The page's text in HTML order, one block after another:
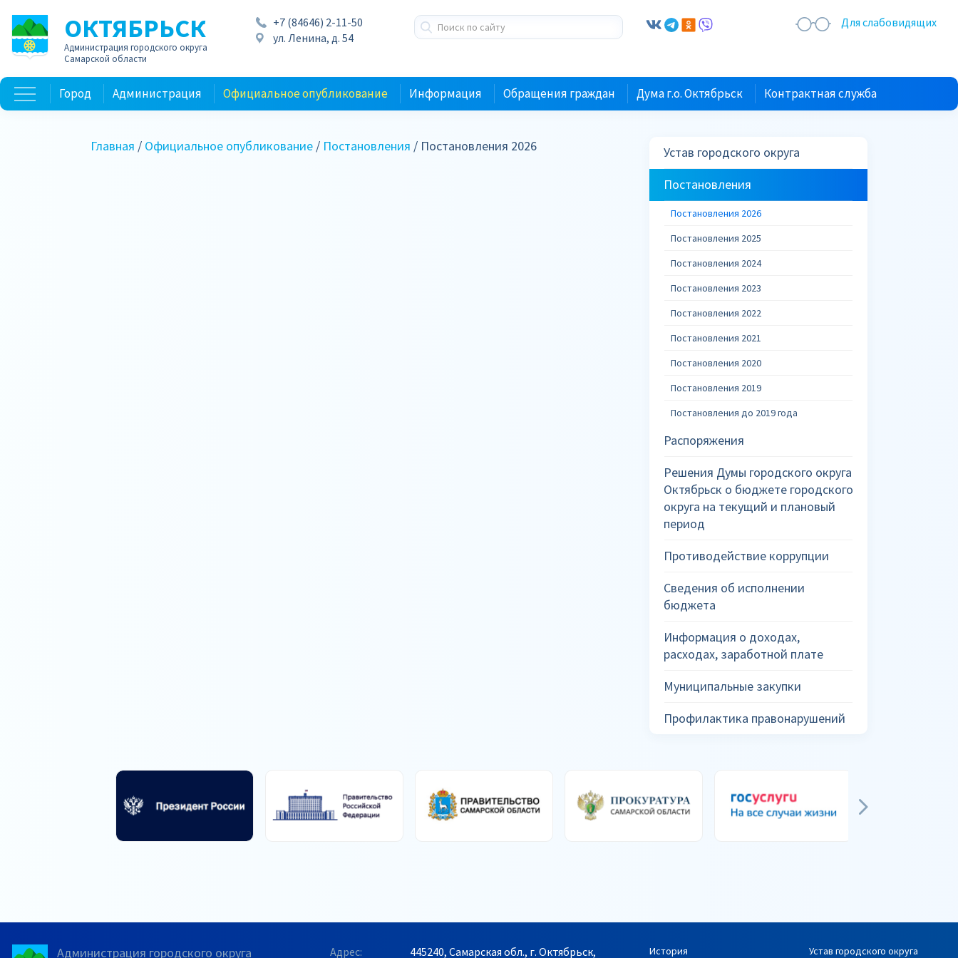
ОКТЯБРЬСК
Администрация городского округа
Самарской области
+7 (84646) 2-11-50
ул. Ленина, д. 54
Для слабовидящих
Город Администрация Официальное опубликование Информация Обращения граждан Дума г.о. Октябрьск Контрактная служба
Главная / Официальное опубликование / Постановления / Постановления 2026
Устав городского округа
Постановления
Постановления 2026
Постановления 2025
Постановления 2024
Постановления 2023
Постановления 2022
Постановления 2021
Постановления 2020
Постановления 2019
Постановления до 2019 года
Распоряжения
Решения Думы городского округа
Октябрьск о бюджете городского
округа на текущий и плановый
период
Противодействие коррупции
Сведения об исполнении
бюджета
Информация о доходах,
расходах, заработной плате
Муниципальные закупки
Профилактика правонарушений
Администрация городского округа Адрес: 445240, Самарская обл., г. Октябрьск, История Устав городского округа